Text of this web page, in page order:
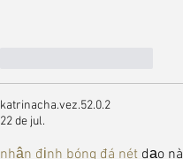
katrinacha.vez.52.0.2
22 de jul.
nhận định bóng đá nét dạo